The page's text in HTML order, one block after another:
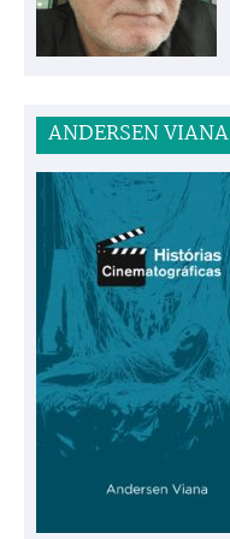
ANDERSEN VIANA